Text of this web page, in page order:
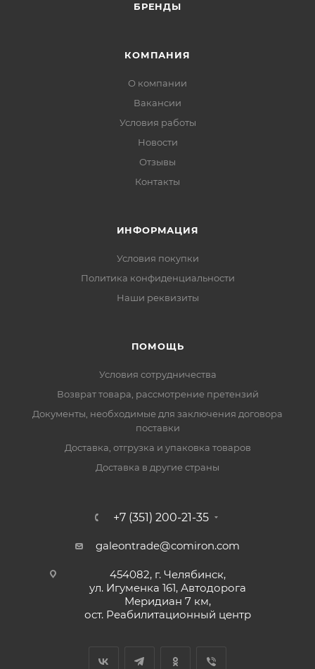
БРЕНДЫ
КОМПАНИЯ
О компании
Вакансии
Условия работы
Новости
Отзывы
Контакты
ИНФОРМАЦИЯ
Условия покупки
Политика конфиденциальности
Наши реквизиты
ПОМОЩЬ
Условия сотрудничества
Возврат товара, рассмотрение претензий
Документы, необходимые для заключения договора
поставки
Доставка, отгрузка и упаковка товаров
Доставка в другие страны
+7 (351) 200-21-35
galeontrade@comiron.com
454082, г. Челябинск,
ул. Игуменка 161, Автодорога
Меридиан 7 км,
ост. Реабилитационный центр